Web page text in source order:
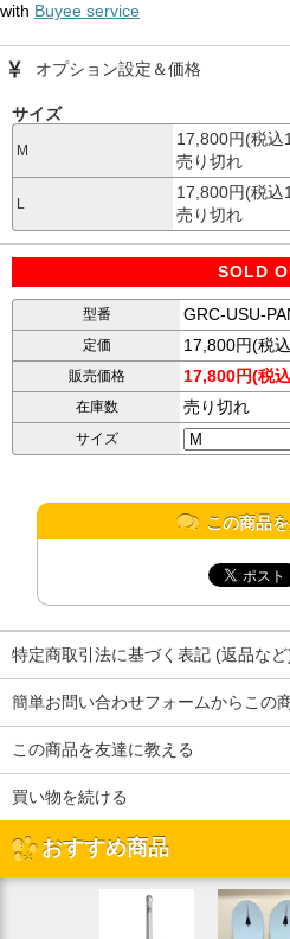
with Buyee service
オプション設定＆価格
サイズ
M
17,800円(税込
売り切れ
L
17,800円(税込
売り切れ
SOLD
型番 GRC-USU-
定価 17,800円(税
販売価格 17,800円(税
在庫数 売り切れ
サイズ
この商品
特定商取引法に基づく表記 (返品など
簡単お問い合わせフォームからこの
この商品を友達に教える
買い物を続ける
おすすめ商品